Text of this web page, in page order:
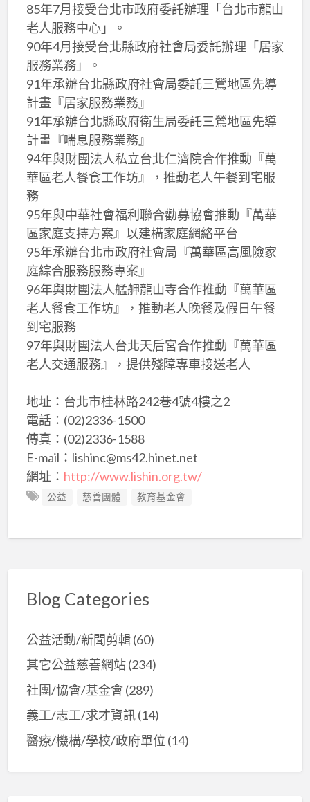
85年7月接受台北市政府委託辦理「台北市龍山
老人服務中心」。
90年4月接受台北縣政府社會局委託辦理「居家
服務業務」。
91年承辦台北縣政府社會局委託三鶯地區先導
計畫『居家服務業務』
91年承辦台北縣政府衛生局委託三鶯地區先導
計畫『喘息服務業務』
94年與財團法人私立台北仁濟院合作推動『萬
華區老人餐食工作坊』，推動老人午餐到宅服
務
95年與中華社會福利聯合勸募協會推動『萬華
區家庭支持方案』以建構家庭網絡平台
95年承辦台北市政府社會局『萬華區高風險家
庭綜合服務服務專案』
96年與財團法人艋舺龍山寺合作推動『萬華區
老人餐食工作坊』，推動老人晚餐及假日午餐
到宅服務
97年與財團法人台北天后宮合作推動『萬華區
老人交通服務』，提供殘障專車接送老人
地址：台北市桂林路242巷4號4樓之2
電話：(02)2336-1500
傳真：(02)2336-1588
E-mail：lishinc@ms42.hinet.net
網址： http://www.lishin.org.tw/
公益 慈善團體 教育基金會
Blog Categories
公益活動/新聞剪輯(60)
其它公益慈善網站(234)
社團/協會/基金會 (289)
義工/志工/求才資訊(14)
醫療/機構/學校/政府單位 (14)